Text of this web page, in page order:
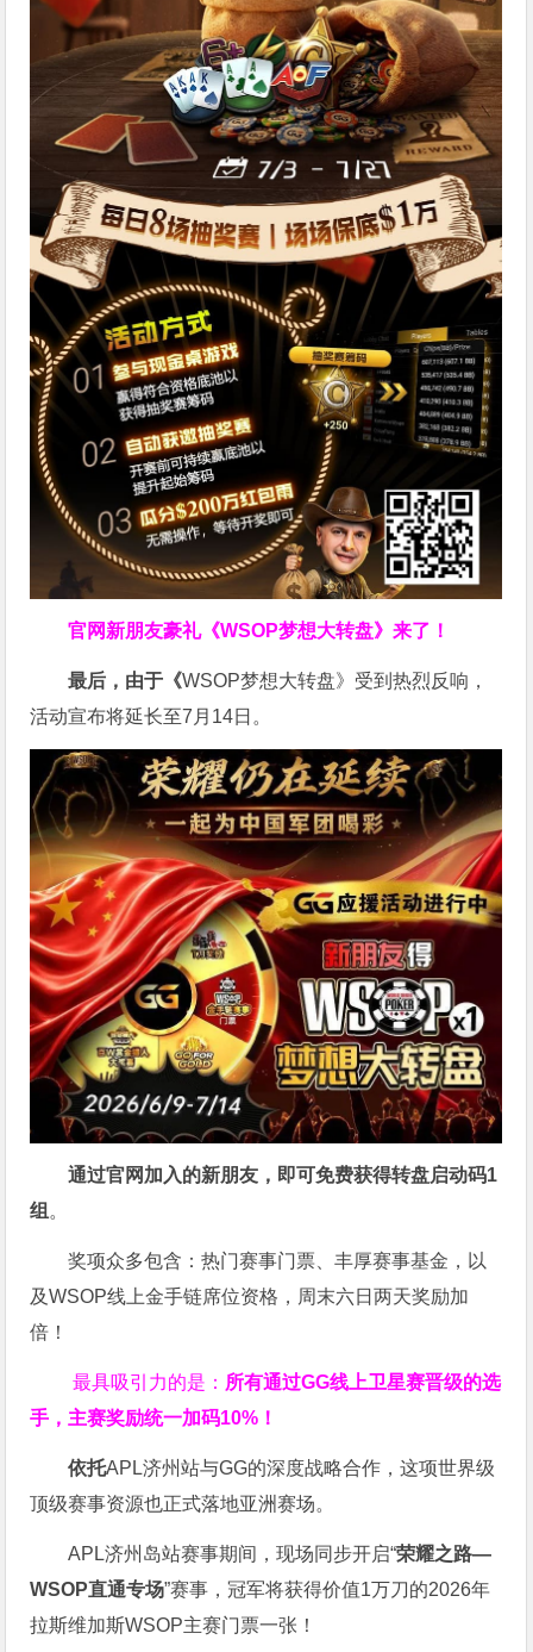
官网新朋友豪礼《WSOP梦想大转盘》来了！
最后，由于《WSOP梦想大转盘》受到热烈反响，
活动宣布将延长至7月14日。
通过官网加入的新朋友，即可免费获得转盘启动码1
组 。
奖项众多包含：热门赛事门票、丰厚赛事基金，以
及WSOP线上金手链席位资格， 周末六日两天奖励加
倍！
最具吸引力的是： 所有通过GG线上卫星赛晋级的选
手，主赛奖励统一加码10% ！
依托APL济州站与GG的深度战略合作，这项世界级
顶级赛事资源也正式落地亚洲赛场。
APL济州岛站赛事期间，现场同步开启“荣耀之路—
WSOP直通专场”赛事，冠军将获得价值1万刀的2026年
拉斯维加斯WSOP主赛门票一张！